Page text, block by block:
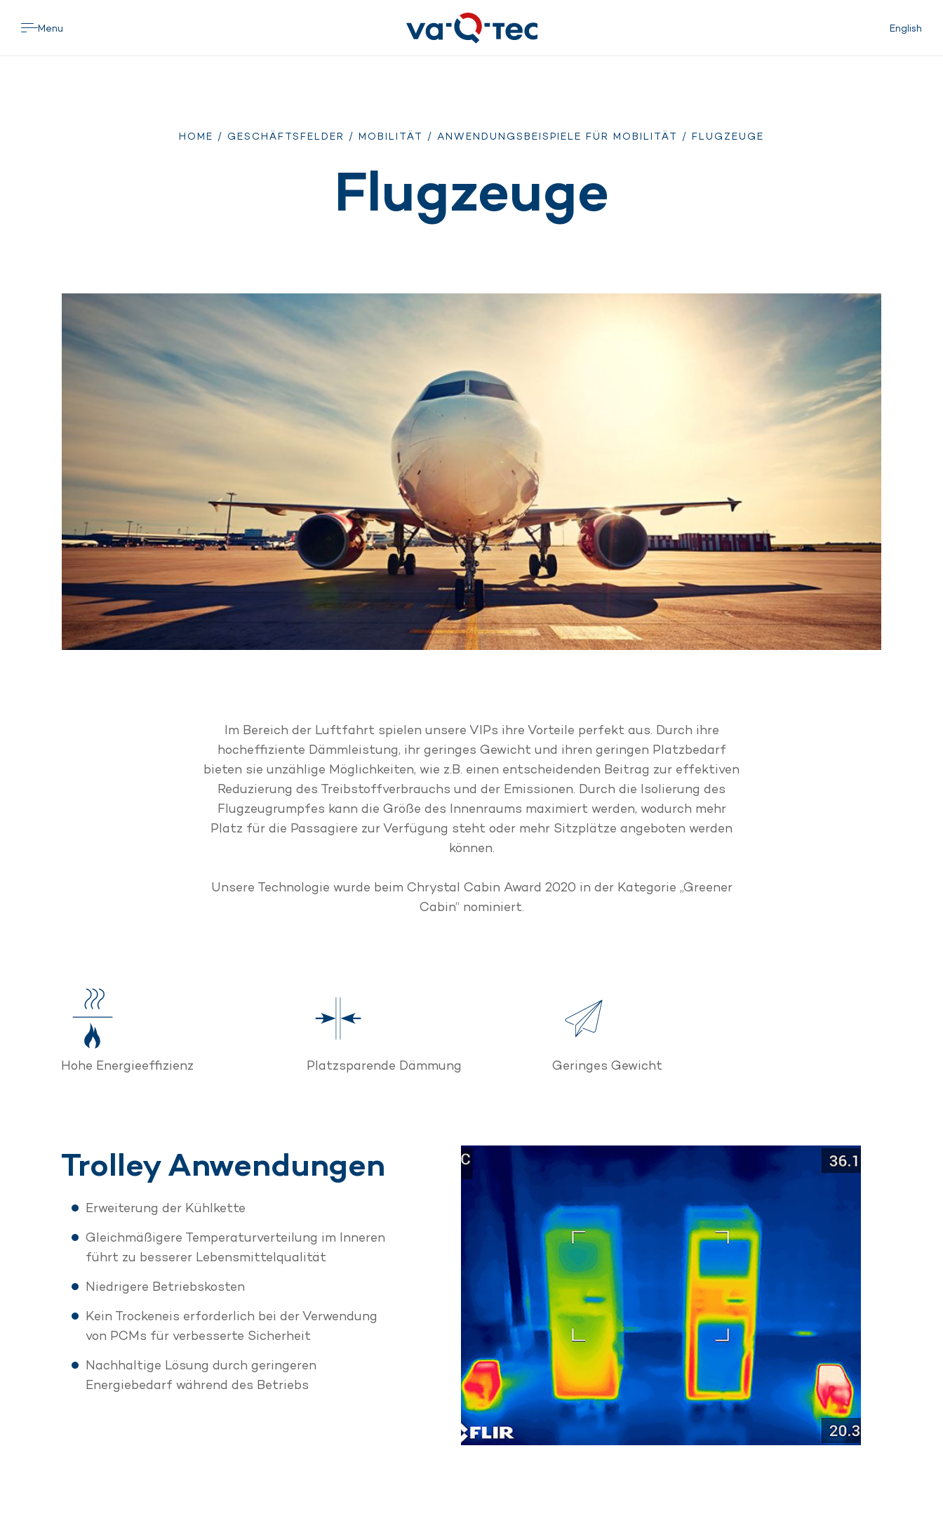
Menu English
HOME / GESCHÄFTSFELDER / MOBILITÄT / ANWENDUNGSBEISPIELE FÜR MOBILITÄT / FLUGZEUGE
Flugzeuge
Im Bereich der Luftfahrt spielen unsere VIPs ihre Vorteile perfekt aus. Durch ihre
hocheffiziente Dämmleistung, ihr geringes Gewicht und ihren geringen Platzbedarf
bieten sie unzählige Möglichkeiten, wie z.B. einen entscheidenden Beitrag zur effektiven
Reduzierung des Treibstoffverbrauchs und der Emissionen. Durch die Isolierung des
Flugzeugrumpfes kann die Größe des Innenraums maximiert werden, wodurch mehr
Platz für die Passagiere zur Verfügung steht oder mehr Sitzplätze angeboten werden
können.
Unsere Technologie wurde beim Chrystal Cabin Award 2020 in der Kategorie „Greener
Cabin“ nominiert.
Hohe Energieeffizienz Platzsparende Dämmung Geringes Gewicht
Trolley Anwendungen
Erweiterung der Kühlkette
Gleichmäßigere Temperaturverteilung im Inneren
führt zu besserer Lebensmittelqualität
Niedrigere Betriebskosten
Kein Trockeneis erforderlich bei der Verwendung
von PCMs für verbesserte Sicherheit
Nachhaltige Lösung durch geringeren
Energiebedarf während des Betriebs